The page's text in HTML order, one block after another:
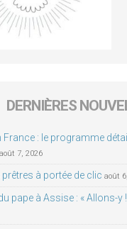
DERNIÈRES
France : le programme
août 7, 2026
prêtres à portée de clic août
pape à Assise : « Allons-y !